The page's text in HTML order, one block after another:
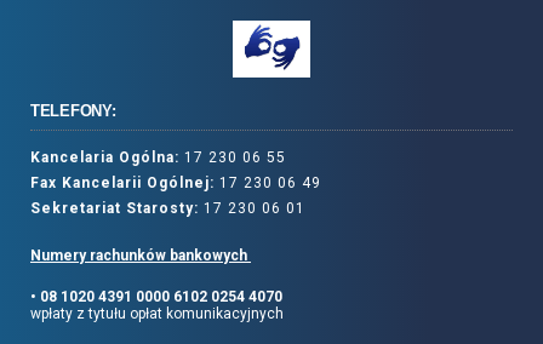
TELEFONY:
Kancelaria Ogólna: 17 230 06 55
Fax Kancelarii Ogólnej: 17 230 06 49
Sekretariat Starosty: 17 230 06 01
Numery rachunków bankowych
• 08 1020 4391 0000 6102 0254 4070
wpłaty z tytułu opłat komunikacyjnych